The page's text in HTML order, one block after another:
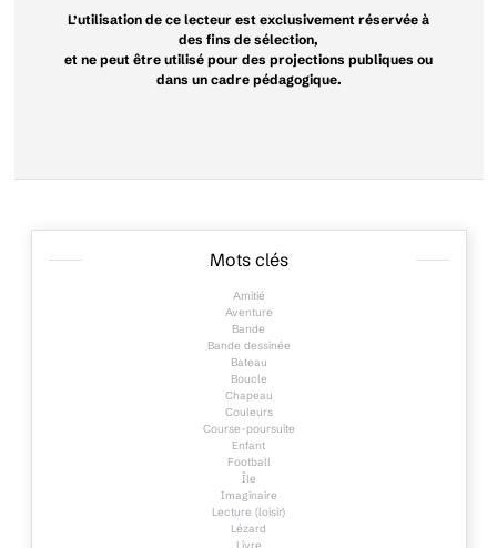
L’utilisation de ce lecteur est exclusivement réservée à
des fins de sélection,
et ne peut être utilisé pour des projections publiques ou
dans un cadre pédagogique.
Mots clés
Amitié
Aventure
Bande
Bande dessinée
Bateau
Boucle
Chapeau
Couleurs
Course-poursuite
Enfant
Football
Île
Imaginaire
Lecture (loisir)
Lézard